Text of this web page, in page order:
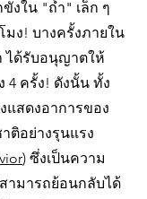
งใน "ถ้ำ" เล็ก ๆ
มง! บางครั้งภายใน
ได้รับอนุญาตให้
4 ครั้ง! ดังนั้น ทั้ง
แสดงอาการของ
ติอย่างรุนแรง
) ซึ่งเป็นความ
ามารถย้อนกลับได้